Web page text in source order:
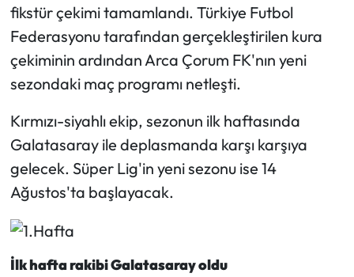
fikstür çekimi tamamlandı. Türkiye Futbol
Federasyonu tarafından gerçekleştirilen kura
çekiminin ardından Arca Çorum FK'nın yeni
sezondaki maç programı netleşti.
Kırmızı-siyahlı ekip, sezonun ilk haftasında
Galatasaray ile deplasmanda karşı karşıya
gelecek. Süper Lig'in yeni sezonu ise 14
Ağustos'ta başlayacak.
İlk hafta rakibi Galatasaray oldu
Kültür Sanat
Laçin Haberleri
Mecitözü Haberleri
Oğuzlar Haberleri
Ortaköy Haberleri
Osmancık Haberleri